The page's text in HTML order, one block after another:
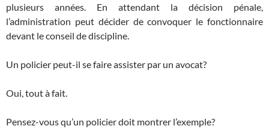
plusieurs années. En attendant la décision pénale,
l’administration peut décider de convoquer le fonctionnaire
devant le conseil de discipline.
Un policier peut-il se faire assister par un avocat?
Oui, tout à fait.
Pensez-vous qu’un policier doit montrer l’exemple?